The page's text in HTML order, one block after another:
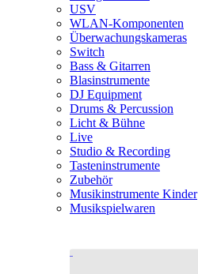
USV
WLAN-Komponenten
Überwachungskameras
Switch
Bass & Gitarren
Blasinstrumente
DJ Equipment
Drums & Percussion
Licht & Bühne
Live
Studio & Recording
Tasteninstrumente
Zubehör
Musikinstrumente Kinder
Musikspielwaren